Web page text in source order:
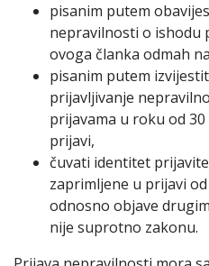
pisanim putem
nepravilnosti o ishodu
ovoga članka odmah
pisanim putem
prijavljivanje
prijavama u roku od
prijavi,
čuvati identitet
zaprimljene u prijavi
odnosno objave
nije suprotno zakonu.